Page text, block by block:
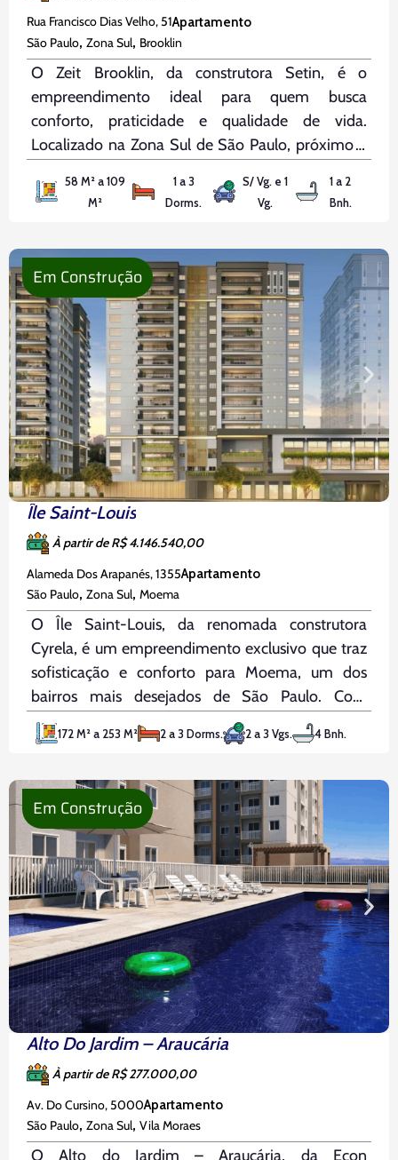
Rua Francisco Dias Velho, 51Apartamento
São Paulo, Zona Sul, Brooklin
O Zeit Brooklin, da construtora Setin, é o
empreendimento ideal para quem busca
conforto, praticidade e qualidade de vida.
Localizado na Zona Sul de São Paulo, próximo a
Santo Amaro, Vereador José Diniz e Avenida
58 M² a 109
M²
1 a 3
Dorms.
S/ Vg. e 1
Vg.
1 a 2
Bnh.
Île Saint-Louis
À partir de R$ 4.146.540,00
Alameda Dos Arapanés, 1355Apartamento
São Paulo, Zona Sul, Moema
O Île Saint-Louis, da renomada construtora
Cyrela, é um empreendimento exclusivo que traz
sofisticação e conforto para Moema, um dos
bairros mais desejados de São Paulo. Com
entrega prevista para setembro de 2026, o
projeto contemporâneo está localizado a apenas
próximo à
Em Construção
172 M² a 253 M² 2 a 3 Dorms. 2 a 3 Vgs. 4 Bnh.
Alto Do Jardim – Araucária
À partir de R$ 277.000,00
Av. Do Cursino, 5000Apartamento
São Paulo, Zona Sul, Vila Moraes
O Alto do Jardim – Araucária, da Econ
Em Construção